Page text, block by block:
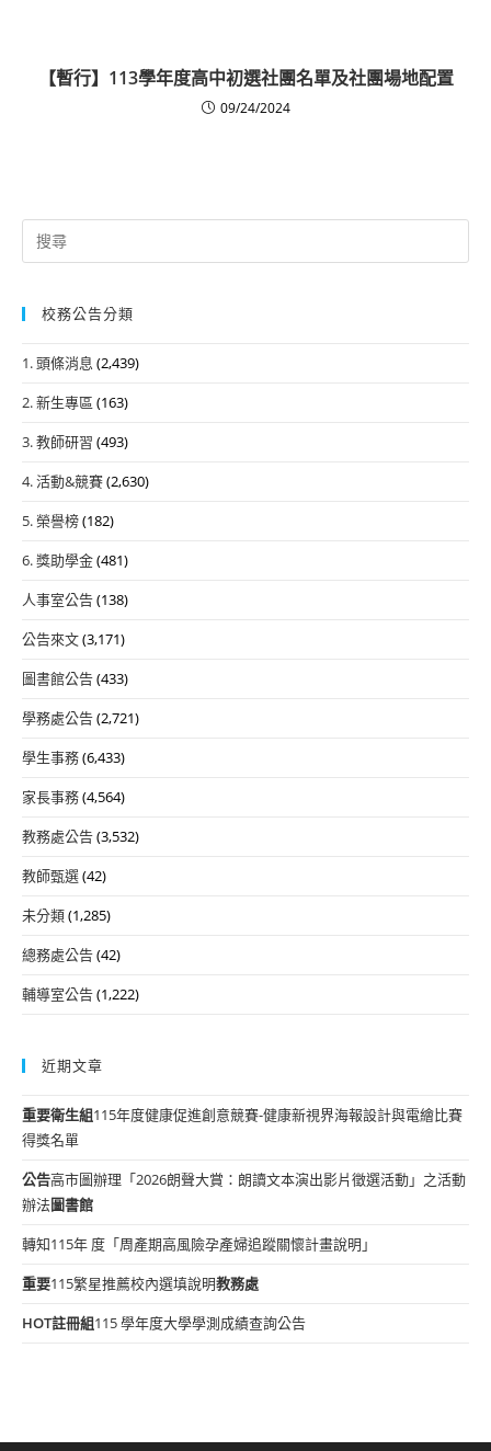
【暫行】113學年度高中初選社團名單及社團場地配置
09/24/2024
Search
for:
校務公告分類
1. 頭條消息 (2,439)
2. 新生專區 (163)
3. 教師研習 (493)
4. 活動&競賽(2,630)
5. 榮譽榜(182)
6. 獎助學金(481)
人事室公告(138)
公告來文(3,171)
圖書館公告(433)
學務處公告(2,721)
學生事務(6,433)
家長事務(4,564)
教務處公告(3,532)
教師甄選(42)
未分類(1,285)
總務處公告(42)
輔導室公告(1,222)
近期文章
重要衛生組115年度健康促進創意競賽-健康新視界海報設計與電繪比賽
得獎名單
公告高市圖辦理「2026朗聲大賞：朗讀文本演出影片徵選活動」之活動
辦法圖書館
轉知115年 度「周產期高風險孕產婦追蹤關懷計畫說明」
重要115繁星推薦校內選填說明教務處
HOT註冊組115 學年度大學學測成績查詢公告